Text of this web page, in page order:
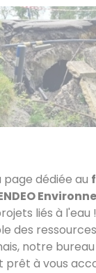
page dédiée au
liés à l'eau
des
notre
prêt à vous